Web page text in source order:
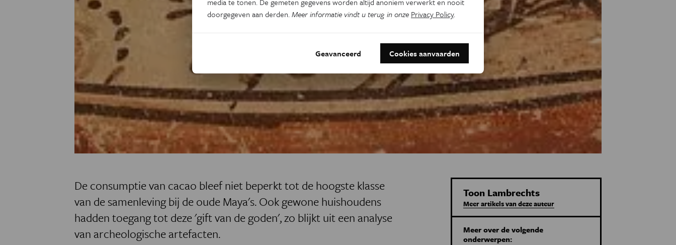
De consumptie van cacao bleef niet beperkt tot de hoogste klasse
van de samenleving bij de oude Maya's. Ook gewone huishoudens
hadden toegang tot deze 'gift van de goden', zo blijkt uit een analyse
van archeologische artefacten.
Toon Lambrechts
Meer artikels van deze auteur
Meer over de volgende
onderwerpen:
media te tonen. De gemeten gegevens worden altijd anoniem verwerkt en nooit
doorgegeven aan derden.Meer informatie vindt u terug in onze Privacy Policy.
Geavanceerd Cookies aanvaarden